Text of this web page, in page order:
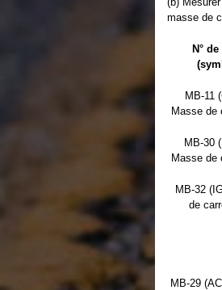
masse de
N°
MB-11
Masse de
MB-30
Masse de
MB-32
de
MB-29